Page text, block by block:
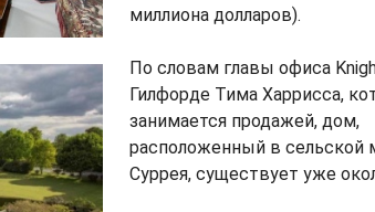
миллиона долларов).
По словам главы офиса
Гилфорде Тима Харрисса,
занимается продажей, дом,
расположенный в сельской
Суррея, существует уже